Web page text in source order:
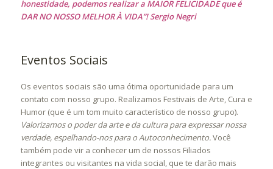
honestidade, podemos realizar a MAIOR FELICIDADE que é
DAR NO NOSSO MELHOR À VIDA”! Sergio Negri
Eventos Sociais
Os eventos sociais são uma ótima oportunidade para um
contato com nosso grupo. Realizamos Festivais de Arte, Cura e
Humor (que é um tom muito característico de nosso grupo).
Valorizamos o poder da arte e da cultura para expressar nossa
verdade, espelhando-nos para o Autoconhecimento.Você
também pode vir a conhecer um de nossos Filiados
integrantes ou visitantes na vida social, que te darão mais